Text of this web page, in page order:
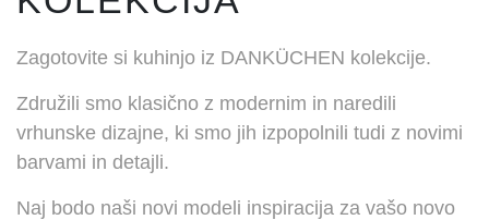
KONTAKT
Zagotovite si kuhinjo iz DANKÜCHEN kolekcije.
Združili smo klasično z modernim in naredili
vrhunske dizajne, ki smo jih izpopolnili tudi z novimi
barvami in detajli.
Naj bodo naši novi modeli inspiracija za vašo novo